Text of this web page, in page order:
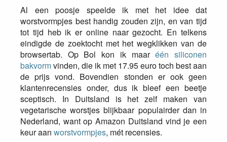
Al een poosje speelde ik met het idee dat
worstvormpjes best handig zouden zijn, en van tijd
tot tijd heb ik er online naar gezocht. En telkens
eindigde de zoektocht met het wegklikken van de
browsertab. Op Bol kon ik maaréén siliconen
bakvormvinden, die ik met 17.95 euro toch best aan
de prijs vond. Bovendien stonden er ook geen
klantenrecensies onder, dus ik bleef een beetje
sceptisch. In Duitsland is het zelf maken van
vegetarische worstjes blijkbaar populairder dan in
Nederland, want op Amazon Duitsland vind je een
keur aan worstvormpjes, mét recensies.